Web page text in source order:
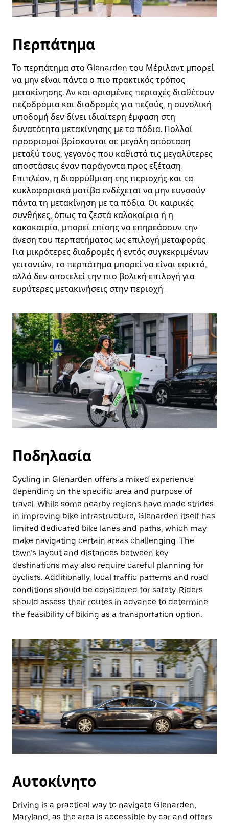
κλείσετε
το
Περπάτημα
Το περπάτημα στο Glenarden του Μέριλαντ μπορεί
να μην είναι πάντα ο πιο πρακτικός τρόπος
μετακίνησης. Αν και ορισμένες περιοχές διαθέτουν
πεζοδρόμια και διαδρομές για πεζούς, η συνολική
υποδομή δεν δίνει ιδιαίτερη έμφαση στη
δυνατότητα μετακίνησης με τα πόδια. Πολλοί
προορισμοί βρίσκονται σε μεγάλη απόσταση
μεταξύ τους, γεγονός που καθιστά τις μεγαλύτερες
αποστάσεις έναν παράγοντα προς εξέταση.
Επιπλέον, η διαρρύθμιση της περιοχής και τα
κυκλοφοριακά μοτίβα ενδέχεται να μην ευνοούν
πάντα τη μετακίνηση με τα πόδια. Οι καιρικές
συνθήκες, όπως τα ζεστά καλοκαίρια ή η
κακοκαιρία, μπορεί επίσης να επηρεάσουν την
άνεση του περπατήματος ως επιλογή μεταφοράς.
Για μικρότερες διαδρομές ή εντός συγκεκριμένων
γειτονιών, το περπάτημα μπορεί να είναι εφικτό,
αλλά δεν αποτελεί την πιο βολική επιλογή για
ευρύτερες μετακινήσεις στην περιοχή.
Ποδηλασία
Cycling in Glenarden offers a mixed experience
depending on the specific area and purpose of
travel. While some nearby regions have made strides
in improving bike infrastructure, Glenarden itself has
limited dedicated bike lanes and paths, which may
make navigating certain areas challenging. The
town’s layout and distances between key
destinations may also require careful planning for
cyclists. Additionally, local traffic patterns and road
conditions should be considered for safety. Riders
should assess their routes in advance to determine
the feasibility of biking as a transportation option.
Αυτοκίνητο
Driving is a practical way to navigate Glenarden,
Maryland, as the area is accessible by car and offers